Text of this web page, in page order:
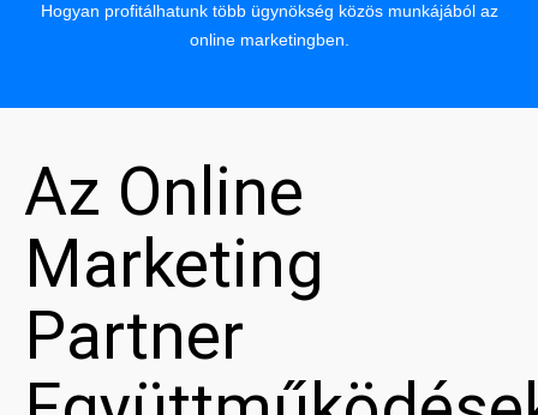
Hogyan profitálhatunk több ügynökség közös munkájából az
online marketingben.
Az Online
Marketing
Partner